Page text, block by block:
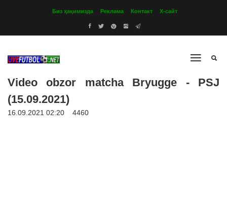
Биз ҳақимизда Реклама Контакт Х-сайт
Video obzor matcha Bryugge - PSJ
(15.09.2021)
16.09.2021 02:20 4460